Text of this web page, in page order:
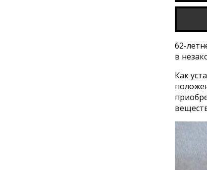
62-
в
Как